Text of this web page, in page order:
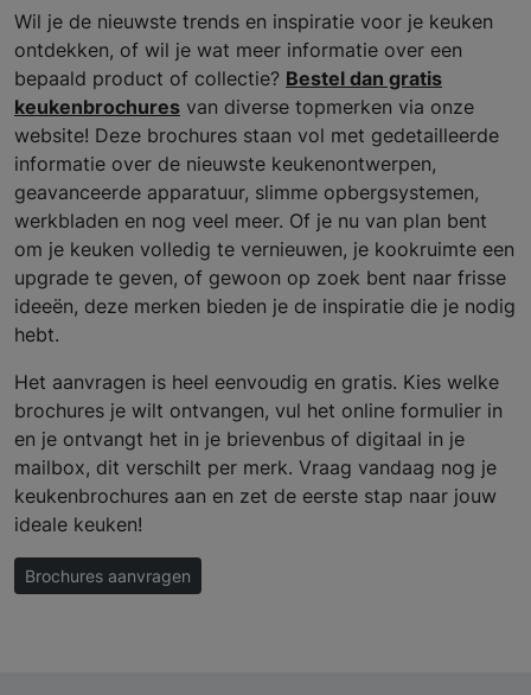
Wil je de nieuwste trends en inspiratie voor je keuken
ontdekken, of wil je wat meer informatie over een
bepaald product of collectie? Bestel dan gratis
keukenbrochures van diverse topmerken via onze
website! Deze brochures staan vol met gedetailleerde
informatie over de nieuwste keukenontwerpen,
geavanceerde apparatuur, slimme opbergsystemen,
werkbladen en nog veel meer. Of je nu van plan bent
om je keuken volledig te vernieuwen, je kookruimte een
upgrade te geven, of gewoon op zoek bent naar frisse
ideeën, deze merken bieden je de inspiratie die je nodig
hebt.
Het aanvragen is heel eenvoudig en gratis. Kies welke
brochures je wilt ontvangen, vul het online formulier in
en je ontvangt het in je brievenbus of digitaal in je
mailbox, dit verschilt per merk. Vraag vandaag nog je
keukenbrochures aan en zet de eerste stap naar jouw
ideale keuken!
Brochures aanvragen